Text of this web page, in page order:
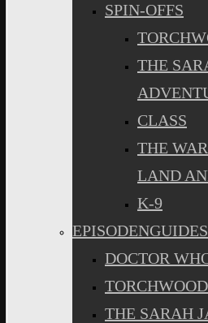
SPIN-OFFS
THE
CLASS
THE
LAND
K-9
EPISODENGUIDES
DOCTOR
THE SARAH